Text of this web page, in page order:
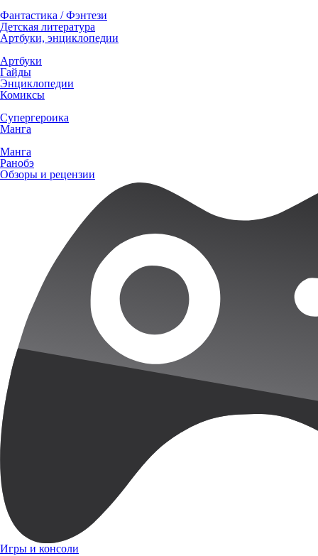
Фантастика / Фэнтези
Детская литература
Артбуки, энциклопедии
Артбуки
Гайды
Энциклопедии
Комиксы
Супергероика
Манга
Манга
Ранобэ
Обзоры и рецензии
Игры и консоли